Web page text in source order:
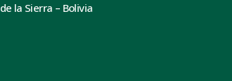
la Sierra – Bolivia